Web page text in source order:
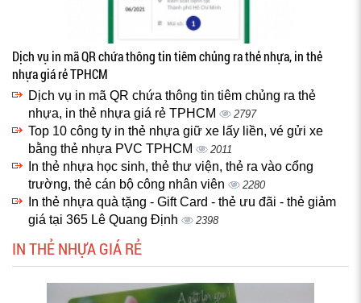
Dịch vụ in mã QR chứa thông tin tiêm chủng ra thẻ nhựa, in thẻ
nhựa giá rẻ TPHCM
Dịch vụ in mã QR chứa thông tin tiêm chủng ra thẻ
nhựa, in thẻ nhựa giá rẻ TPHCM
2797
Top 10 công ty in thẻ nhựa giữ xe lấy liền, vé gửi xe
bằng thẻ nhựa PVC TPHCM
2011
In thẻ nhựa học sinh, thẻ thư viện, thẻ ra vào cổng
trường, thẻ cán bộ công nhân viên
2280
In thẻ nhựa quà tặng - Gift Card - thẻ ưu đãi - thẻ giảm
giá tại 365 Lê Quang Định
2398
IN THẺ NHỰA GIÁ RẺ